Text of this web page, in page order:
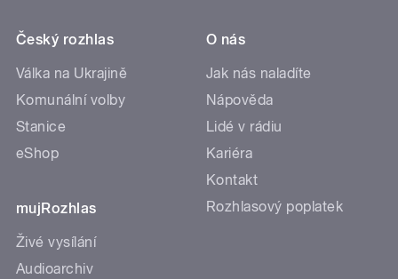
Český rozhlas
Válka na Ukrajině
Komunální volby
Stanice
eShop
mujRozhlas
Živé vysílání
Audioarchiv
O nás
Jak nás naladíte
Nápověda
Lidé v rádiu
Kariéra
Kontakt
Rozhlasový poplatek